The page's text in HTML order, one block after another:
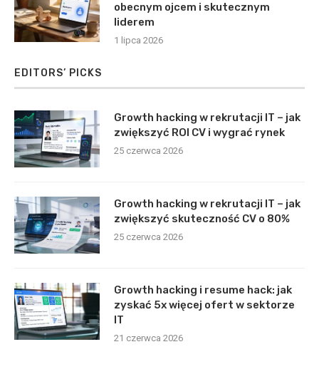
obecnym ojcem i skutecznym
liderem
1 lipca 2026
EDITORS’ PICKS
Growth hacking w rekrutacji IT – jak
zwiększyć ROI CV i wygrać rynek
25 czerwca 2026
Growth hacking w rekrutacji IT – jak
zwiększyć skuteczność CV o 80%
25 czerwca 2026
Growth hacking i resume hack: jak
zyskać 5x więcej ofert w sektorze
IT
21 czerwca 2026